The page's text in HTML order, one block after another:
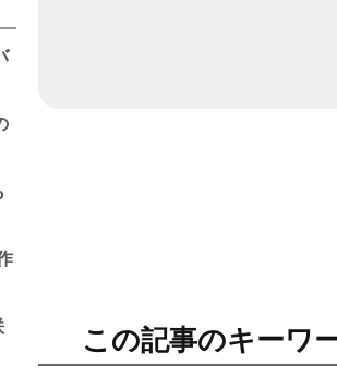
この記事のキーワ